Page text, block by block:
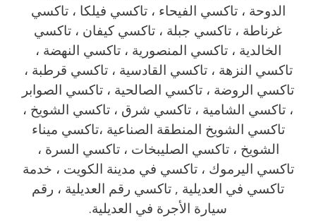
الدوحة ، تاكسي الفيحاء ، تاكسي فيلكا ، تاكسي
غرناطة ، تاكسي جبلة ، تاكسي كيفان ، تاكسي
الخالدية ، تاكسي المنصورية ، تاكسي النهضة ،
تاكسي النزهة ، تاكسي القادسية ، تاكسي قرطبة ،
تاكسي الروضة ، تاكسي الصالحية ، تاكسي الصوابر
، تاكسي الشامية ، تاكسي شرق ، تاكسي الشويخ ،
تاكسي الشويخ المنطقة الصناعية ،تاكسي ميناء
الشويخ ، تاكسي الصليبخات ، تاكسي السرة ،
تاكسي اليرموك ، تاكسي في مدينة الكويت ، خدمة
تاكسي في العديلية , تاكسي رقم العديلية ، رقم
سيارة الأجرة في العديلية.